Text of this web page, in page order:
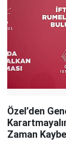
Özel’den
Zaman